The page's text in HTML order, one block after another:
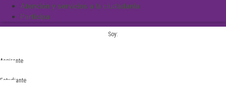
Atención y servicios a la ciudadanía
Participa
Soy:
Aspirante
Estudiante